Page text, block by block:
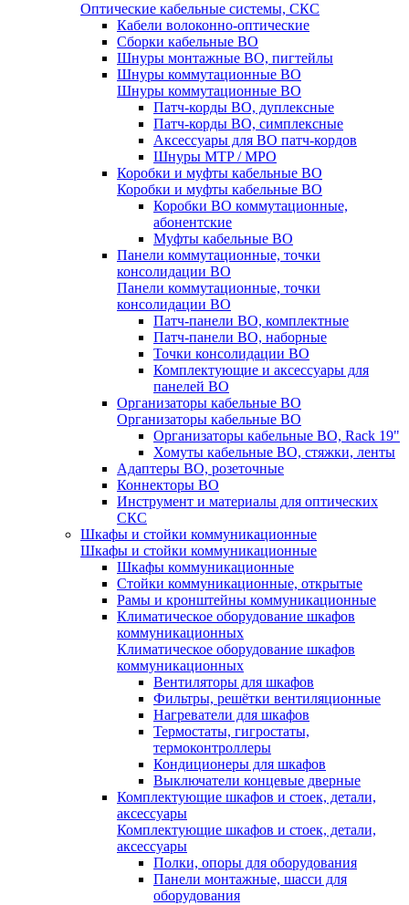
Оптические кабельные системы, СКС
Кабели волоконно-оптические
Сборки кабельные ВО
Шнуры монтажные ВО, пигтейлы
Шнуры коммутационные ВО
Шнуры коммутационные ВО
Патч-корды ВО, дуплексные
Патч-корды ВО, симплексные
Аксессуары для ВО патч-кордов
Шнуры MTP / MPO
Коробки и муфты кабельные ВО
Коробки и муфты кабельные ВО
Коробки ВО коммутационные,
абонентские
Муфты кабельные ВО
Панели коммутационные, точки
консолидации ВО
Панели коммутационные, точки
консолидации ВО
Патч-панели ВО, комплектные
Патч-панели ВО, наборные
Точки консолидации ВО
Комплектующие и аксессуары для
панелей ВО
Организаторы кабельные ВО
Организаторы кабельные ВО
Организаторы кабельные ВО, Rack 19"
Хомуты кабельные ВО, стяжки, ленты
Адаптеры ВО, розеточные
Коннекторы ВО
Инструмент и материалы для оптических
СКС
Шкафы и стойки коммуникационные
Шкафы и стойки коммуникационные
Шкафы коммуникационные
Стойки коммуникационные, открытые
Рамы и кронштейны коммуникационные
Климатическое оборудование шкафов
коммуникационных
Климатическое оборудование шкафов
коммуникационных
Вентиляторы для шкафов
Фильтры, решётки вентиляционные
Нагреватели для шкафов
Термостаты, гигростаты,
термоконтроллеры
Кондиционеры для шкафов
Выключатели концевые дверные
Комплектующие шкафов и стоек, детали,
аксессуары
Комплектующие шкафов и стоек, детали,
аксессуары
Полки, опоры для оборудования
Панели монтажные, шасси для
оборудования